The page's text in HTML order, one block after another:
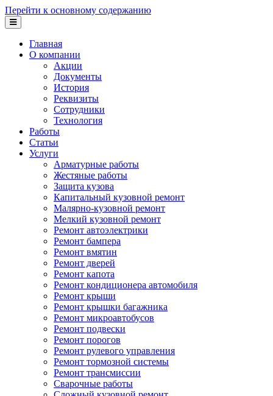
Перейти к основному содержанию
Главная
О компании
Акции
Документы
История
Реквизиты
Сотрудники
Технология
Работы
Статьи
Услуги
Арматурные работы
Жестяные работы
Защита кузова
Капитальный кузовной ремонт
Малярно-кузовной ремонт
Мелкий кузовной ремонт
Ремонт автоэлектрики
Ремонт бампера
Ремонт вмятин
Ремонт дверей
Ремонт капота
Ремонт кондиционера автомобиля
Ремонт крыши
Ремонт крышки багажника
Ремонт микроавтобусов
Ремонт подвески
Ремонт порогов
Ремонт рулевого управления
Ремонт тормозной системы
Ремонт трансмиссии
Сварочные работы